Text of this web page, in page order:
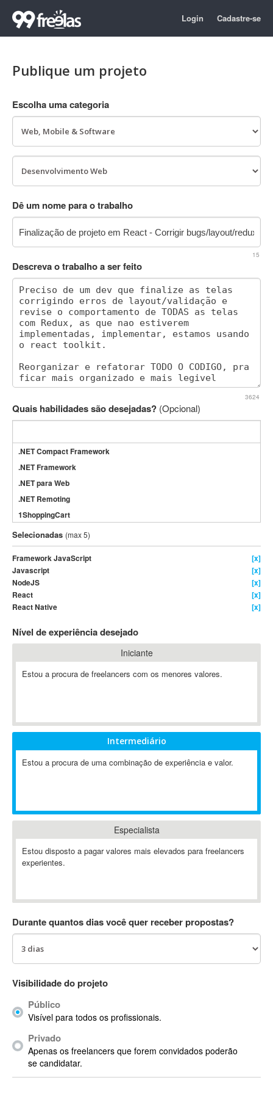
Login Cadastre-se
Publique um projeto
Escolha uma categoria
Dê um nome para o trabalho
15
Descreva o trabalho a ser feito
3624
Quais habilidades são desejadas? (Opcional)
.NET Compact Framework
.NET Framework
.NET para Web
.NET Remoting
1ShoppingCart
3DS Max
3GSM
4D Dimension
802.11
A&P
A-GPS
A2Billing
AAUS Scientific Diver
ABAP
ABIS
Ableton
Ableton Live
Abstract Window Toolkit (AWT)
AC Drives
AC3
ACID Pro
ACPI
ACT
Actian
Actimize
ActionScript
ActionScript 3
Selecionadas (max 5)
Framework JavaScript
[x]
Javascript
[x]
NodeJS
[x]
React
[x]
React Native
[x]
Nível de experiência desejado
Iniciante
Estou a procura de freelancers com os menores valores.
Intermediário
Estou a procura de uma combinação de experiência e valor.
Especialista
Estou disposto a pagar valores mais elevados para freelancers
experientes.
Durante quantos dias você quer receber propostas?
Visibilidade do projeto
Público
Visível para todos os profissionais.
Privado
Apenas os freelancers que forem convidados poderão
se candidatar.